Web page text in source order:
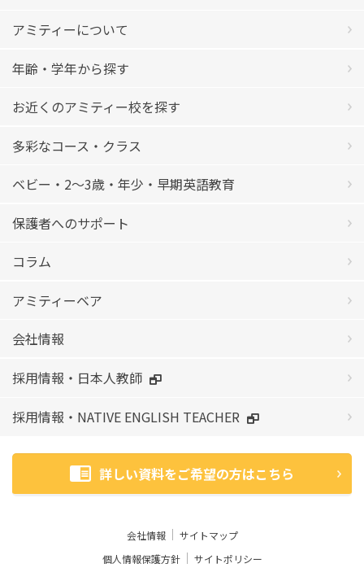
アミティーについて
年齢・学年から探す
お近くのアミティー校を探す
多彩なコース・クラス
ベビー・2〜3歳・年少・早期英語教育
保護者へのサポート
コラム
アミティーベア
会社情報
採用情報・日本人教師
採用情報・NATIVE ENGLISH TEACHER
詳しい資料をご希望の方はこちら
会社情報
サイトマップ
個人情報保護方針
サイトポリシー